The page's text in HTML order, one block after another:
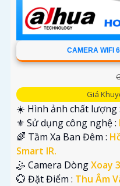
CAMERA WIFI
Giá
☀️ Hình ảnh chất lượng :
⚜️ Sử dụng công nghệ :
🌈 Tầm Xa Ban Đêm :
Smart IR.
🤹 Camera DòngXoay
️💮 Đặt Điểm : Thu Âm